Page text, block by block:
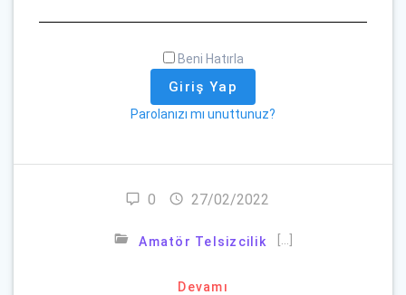
Beni Hatırla
Parolanızı mı unuttunuz?
0 27/02/2022
Amatör Telsizcilik […]
Devamı